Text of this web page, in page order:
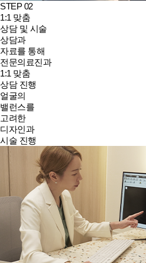
STEP 02
1:1 맞춤
상담 및 시술
상담과
자료를 통해
전문의료진과
1:1 맞춤
상담 진행
얼굴의
밸런스를
고려한
디자인과
시술 진행